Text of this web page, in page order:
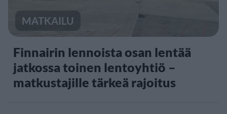
MATKAILU
Finnairin lennoista osan lentää
jatkossa toinen lentoyhtiö –
matkustajille tärkeä rajoitus